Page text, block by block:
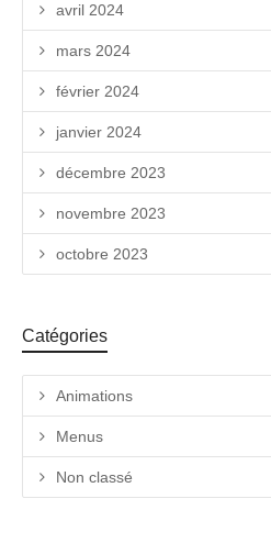
avril 2024
mars 2024
février 2024
janvier 2024
décembre 2023
novembre 2023
octobre 2023
Catégories
Animations
Menus
Non classé